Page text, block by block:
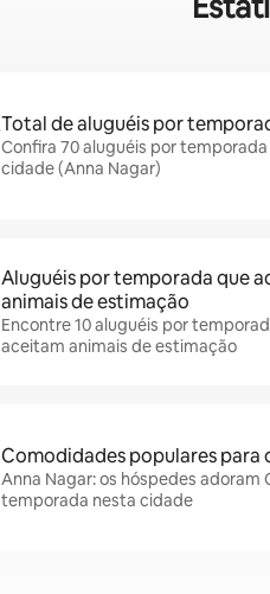
Total de aluguéis por
Confira 70 aluguéis por
cidade (Anna Nagar)
Aluguéis por temporada que
animais de estimação
Encontre 10 aluguéis por
aceitam animais de estimação
Comodidades populares para
Anna Nagar: os hóspedes adoram
temporada nesta cidade